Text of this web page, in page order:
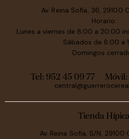
Av. Reina Sofía, 36, 29100
Horario:
Lunes a viernes de 8:00 a 20:00
Sábados de 8:00 a
Domingos
Tel: 952 45 09 77 Móvil:
Tienda
Av. Reina Sofía, S/N, 29100